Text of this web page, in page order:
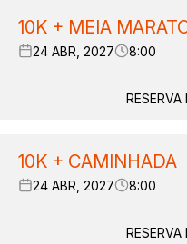
10K + MEIA
24 ABR, 2027 8:00
RESERVA
10K + CAMINHADA
24 ABR, 2027 8:00
RESERVA